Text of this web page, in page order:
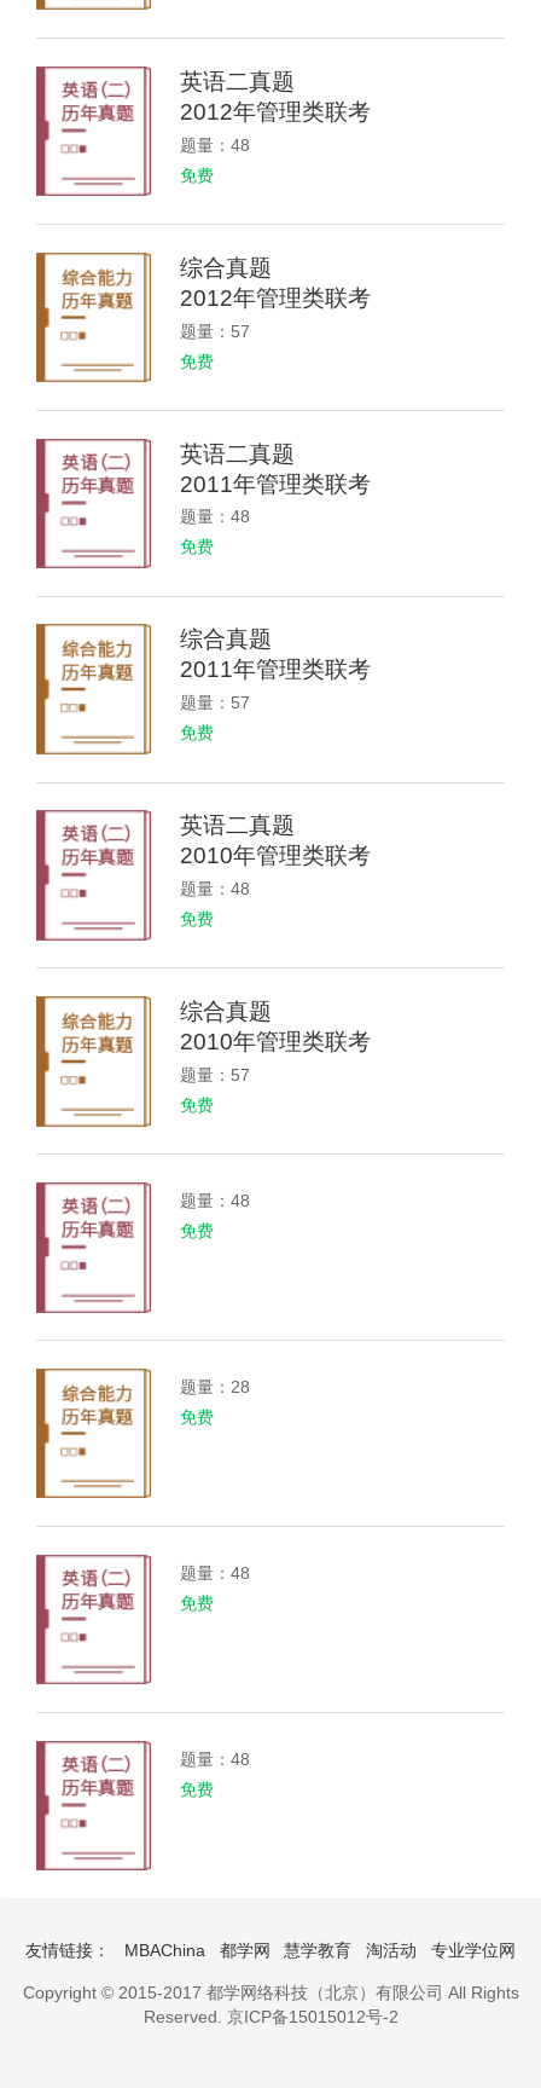
英语二真题
2012年管理类联考
题量：48
免费
综合真题
2012年管理类联考
题量：57
免费
英语二真题
2011年管理类联考
题量：48
免费
综合真题
2011年管理类联考
题量：57
免费
英语二真题
2010年管理类联考
题量：48
免费
综合真题
2010年管理类联考
题量：57
免费
题量：48
免费
题量：28
免费
题量：48
免费
题量：48
免费
友情链接： MBAChina 都学网 慧学教育 淘活动 专业学位网
Copyright © 2015-2017 都学网络科技（北京）有限公司 All Rights
Reserved. 京ICP备15015012号-2